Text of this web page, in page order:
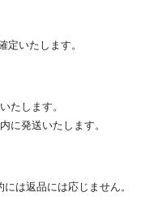
定いたします。
たします。
に発送いたします。
は返品には応じません。